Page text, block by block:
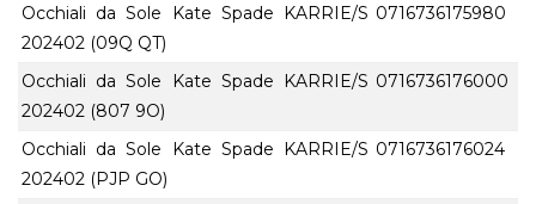
Occhiali da Sole Kate Spade KARRIE/S
202402 (09Q QT)
0716736175980
Occhiali da Sole Kate Spade KARRIE/S
202402 (807 9O)
0716736176000
Occhiali da Sole Kate Spade KARRIE/S
202402 (PJP GO)
0716736176024